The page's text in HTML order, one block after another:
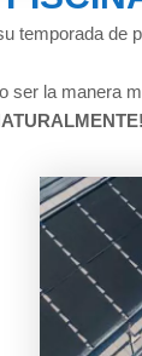
temporada de
ser la manera